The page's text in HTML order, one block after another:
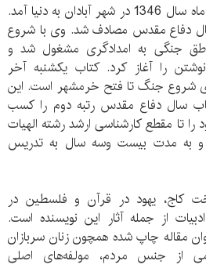
معصومه رامهرمزی در خردادماه سال 1346 در شهر آبادان به دنیا آمد.
دفاع مقدس مصادف شد. وی با شروع
جنگی به امدادگری مشغول شد و
را آغاز کرد. کتاب یکشنبه آخر
شروع جنگ تا فتح خرمشهر است. این
سال دفاع مقدس رتبه دوم را کسب
تا مقطع کارشناسی ارشد رشته الهیات
و به مدت بیست وسه سال به تدریس
کاج، یهود در قرآن و فلسطین در
از جمله آثار این نویسنده است.
مقاله چاپ شده همچون زنان سربازان
از جنس مردم، مولفه‌های اصلی